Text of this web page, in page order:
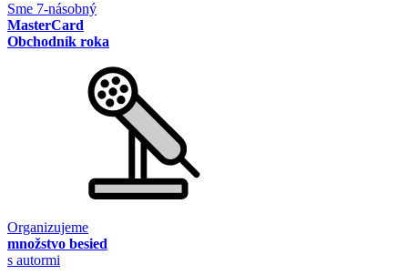
Sme 7-násobný
MasterCard
Obchodník roka
Organizujeme
množstvo besied
s autormi